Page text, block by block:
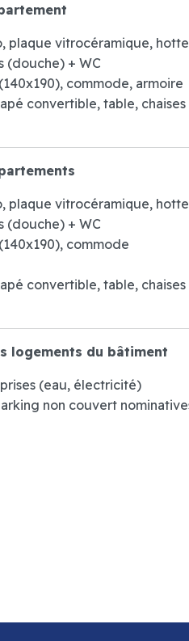
plaque vitrocéramique,
(douche) + WC
commode, armoire
convertible, table,
plaque vitrocéramique,
(douche) + WC
commode
convertible, table,
logements du bâtiment
(eau, électricité)
non couvert